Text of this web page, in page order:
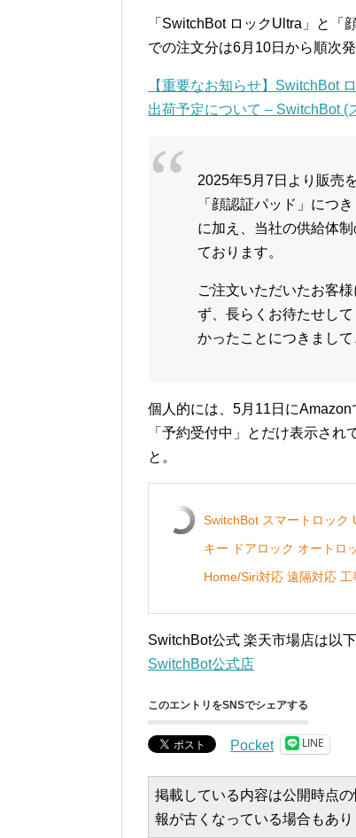
「SwitchBot ロックUltra」と「
での注文分は6月10日から順次
【重要なお知らせ】SwitchBot
出荷予定について – SwitchBot (
2025年5月7日より販売
「顔認証パッド」につ
に加え、当社の供給体
ております。
ご注文いただいたお客
ず、長らくお待たせし
かったことにつきまして
個人的には、5月11日に
「予約受付中」とだけ表示さ
と。
SwitchBot スマートロック
キー ドアロック オートロ
Home/Siri対応 遠隔対応
SwitchBot公式 楽天市場店は以下
SwitchBot公式店
このエントリをSNSでシェアする
Pocket LINE
掲載している内容は公開時点
報が古くなっている場合もあり